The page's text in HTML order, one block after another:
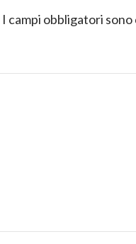
I campi obbligatori